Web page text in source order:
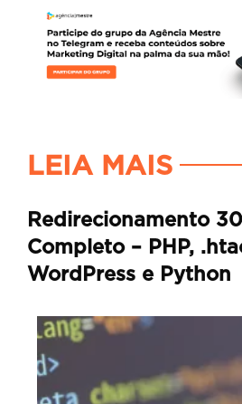
LEIA MAIS
Redirecionamento
Completo – PHP,
WordPress e Python